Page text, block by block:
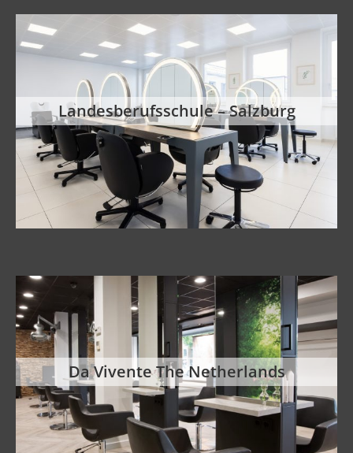
Landesberufsschule – Salzburg
Da Vivente The Netherlands